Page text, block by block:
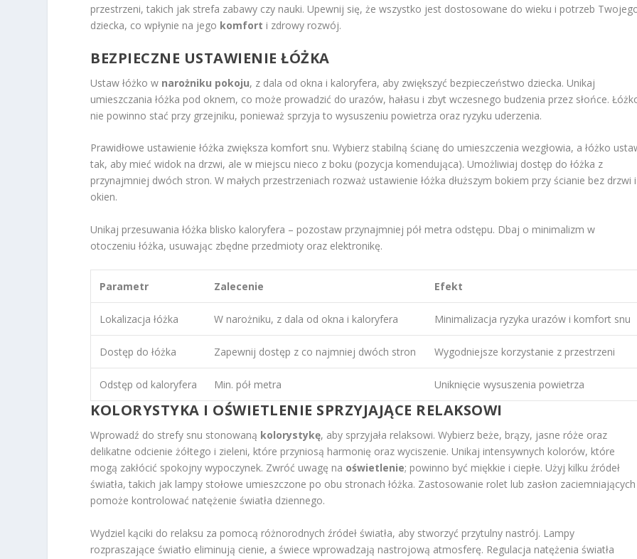
przestrzeni, takich jak strefa zabawy czy nauki. Upewnij się, że wszystko jest dostosowane do wieku i potrzeb
dziecka, co wpłynie na jego komfort i zdrowy rozwój.
BEZPIECZNE USTAWIENIE ŁÓŻKA
Ustaw łóżko w narożniku pokoju, z dala od okna i kaloryfera, aby zwiększyć bezpieczeństwo dziecka. Unikaj
umieszczania łóżka pod oknem, co może prowadzić do urazów, hałasu i zbyt wczesnego budzenia przez słońce.
nie powinno stać przy grzejniku, ponieważ sprzyja to wysuszeniu powietrza oraz ryzyku uderzenia.
Prawidłowe ustawienie łóżka zwiększa komfort snu. Wybierz stabilną ścianę do umieszczenia wezgłowia, a łóżko
tak, aby mieć widok na drzwi, ale w miejscu nieco z boku (pozycja komendująca). Umożliwiaj dostęp do łóżka z
przynajmniej dwóch stron. W małych przestrzeniach rozważ ustawienie łóżka dłuższym bokiem przy ścianie bez drzwi i
okien.
Unikaj przesuwania łóżka blisko kaloryfera – pozostaw przynajmniej pół metra odstępu. Dbaj o minimalizm w
otoczeniu łóżka, usuwając zbędne przedmioty oraz elektronikę.
Parametr Zalecenie Efekt
Lokalizacja łóżka W narożniku, z dala od okna i kaloryfera Minimalizacja ryzyka urazów i komfort snu
Dostęp do łóżka Zapewnij dostęp z co najmniej dwóch stron Wygodniejsze korzystanie z przestrzeni
Odstęp od kaloryfera Min. pół metra Uniknięcie wysuszenia powietrza
KOLORYSTYKA I OŚWIETLENIE SPRZYJAJĄCE RELAKSOWI
Wprowadź do strefy snu stonowaną kolorystykę, aby sprzyjała relaksowi. Wybierz beże, brązy, jasne róże oraz
delikatne odcienie żółtego i zieleni, które przyniosą harmonię oraz wyciszenie. Unikaj intensywnych kolorów, które
mogą zakłócić spokojny wypoczynek. Zwróć uwagę na oświetlenie; powinno być miękkie i ciepłe. Użyj kilku źródeł
światła, takich jak lampy stołowe umieszczone po obu stronach łóżka. Zastosowanie rolet lub zasłon zaciemniających
pomoże kontrolować natężenie światła dziennego.
Wydziel kąciki do relaksu za pomocą różnorodnych źródeł światła, aby stworzyć przytulny nastrój. Lampy
rozpraszające światło eliminują cienie, a świece wprowadzają nastrojową atmosferę. Regulacja natężenia światła